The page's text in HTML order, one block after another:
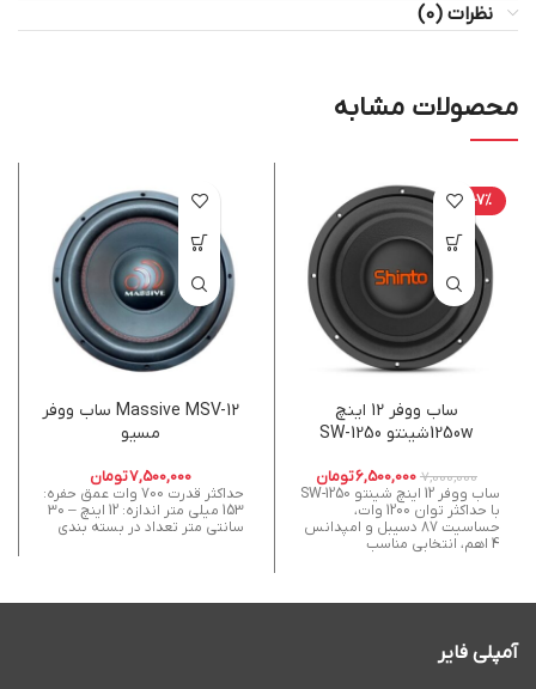
نظرات (0)
محصولات مشابه
-7%
ساب ووفر 12 اینچ
1250wشينتو 1250-SW
7,000,000
6,500,000تومان
ساب ووفر 12 اینچ شینتو 1250-SW
با حداکثر توان 1200 وات،
حساسیت 87 دسیبل و امپدانس
4 اهم، انتخابی مناسب
Massive MSV-12 ساب ووفر
مسیو
7,500,000تومان
حداکثر قدرت 700 وات عمق حفره:
153 میلی متر اندازه: 12 اینچ – 30
سانتی متر تعداد در بسته بندی
آمپلی فایر